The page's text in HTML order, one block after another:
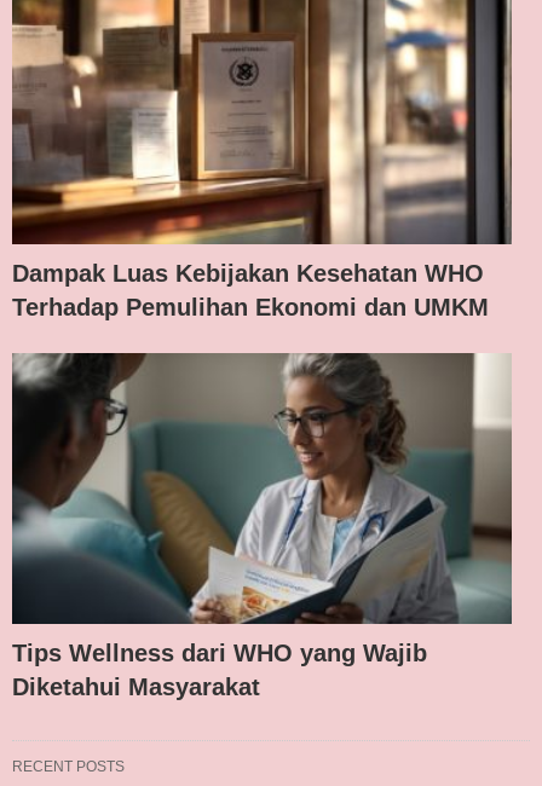
Dampak Luas Kebijakan Kesehatan WHO
Terhadap Pemulihan Ekonomi dan UMKM
Tips Wellness dari WHO yang Wajib
Diketahui Masyarakat
RECENT POSTS